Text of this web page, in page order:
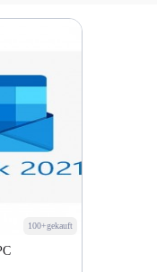
100+gekauft